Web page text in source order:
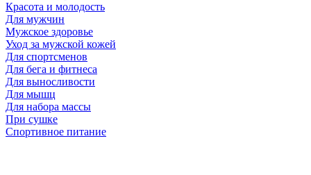
Красота и молодость
Для мужчин
Мужское здоровье
Уход за мужской кожей
Для спортсменов
Для бега и фитнеса
Для выносливости
Для мышц
Для набора массы
При сушке
Спортивное питание